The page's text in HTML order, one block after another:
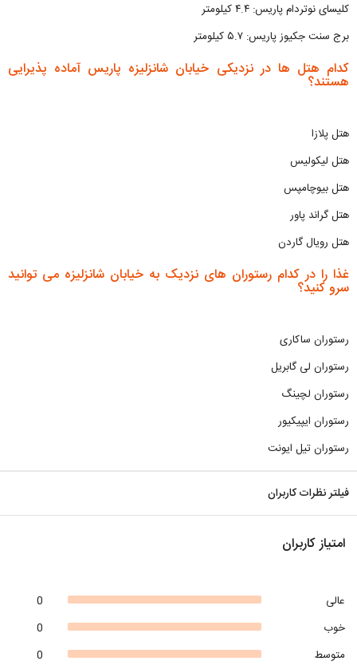
کلیسای نوتردام پاریس: ۴.۴ کیلومتر
برج سنت جکیوز پاریس: ۵.۷ کیلومتر
کدام هتل ها در نزدیکی خیابان شانزلیزه پاریس آماده پذیرایی
هستند؟
هتل پلازا
هتل لیکولیس
هتل بیوچامپس
هتل گراند پاور
هتل رویال گاردن
غذا را در کدام رستوران های نزدیک به خیابان شانزلیزه می توانید
سرو کنید؟
رستوران ساکاری
رستوران لی گابریل
رستوران لچینگ
رستوران ایپیکیور
رستوران تیل ایونت
فیلتر نظرات کاربران
امتیاز کاربران
0
عالی
0
خوب
0
متوسط